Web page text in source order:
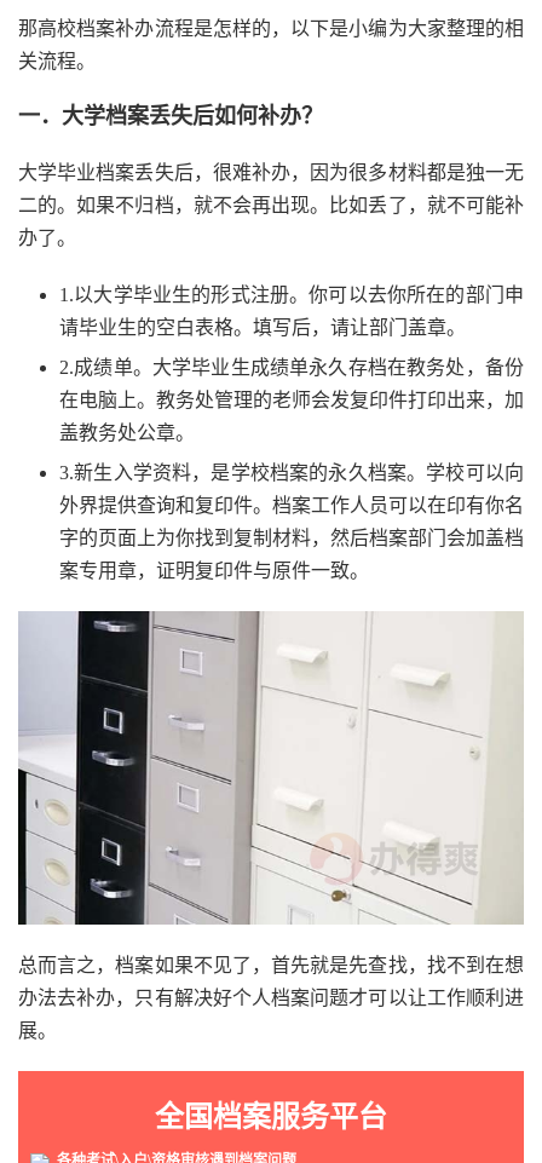
那高校档案补办流程是怎样的，以下是小编为大家整理的相
关流程。
一． 大学档案丢失后如何补办？
大学毕业档案丢失后，很难补办，因为很多材料都是独一无
二的。如果不归档，就不会再出现。比如丢了，就不可能补
办了。
1.以大学毕业生的形式注册。你可以去你所在的部门申
请毕业生的空白表格。填写后，请让部门盖章。
2.成绩单。大学毕业生成绩单永久存档在教务处，备份
在电脑上。教务处管理的老师会发复印件打印出来，加
盖教务处公章。
3.新生入学资料，是学校档案的永久档案。学校可以向
外界提供查询和复印件。档案工作人员可以在印有你名
字的页面上为你找到复制材料，然后档案部门会加盖档
案专用章，证明复印件与原件一致。
总而言之，档案如果不见了，首先就是先查找，找不到在想
办法去补办，只有解决好个人档案问题才可以让工作顺利进
展。
全国档案服务平台